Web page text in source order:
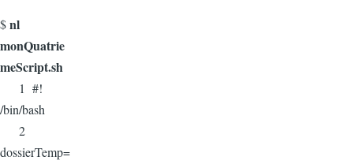
$nl
monQuatrie
meScript.sh
1 #!
/bin/bash
2
dossierTemp=